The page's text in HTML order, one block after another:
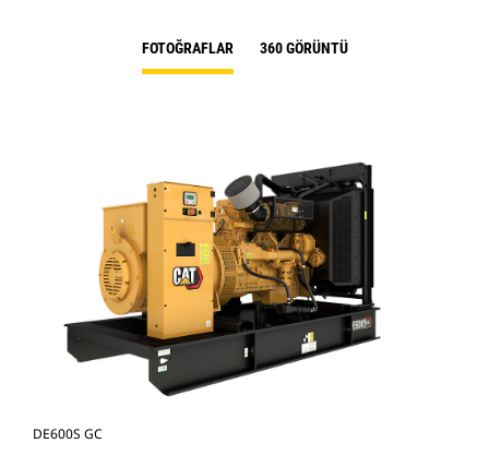
FOTOĞRAFLAR 360 GÖRÜNTÜ
DE600S GC